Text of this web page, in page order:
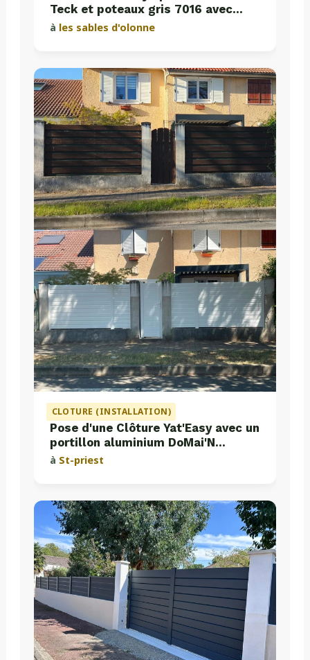
Teck et poteaux gris 7016 avec
plaques de soubassement béton
à les sables d'olonne
CLOTURE (INSTALLATION)
Pose d'une Clôture Yat'Easy avec un
portillon aluminium DoMai'N
Colmont
à St-priest